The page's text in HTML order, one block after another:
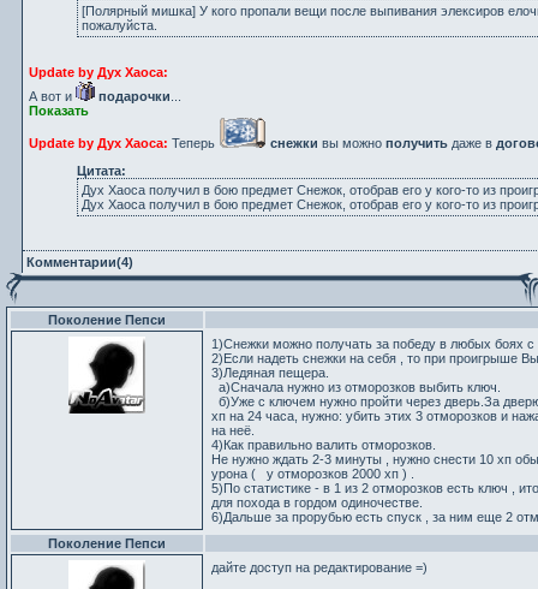
[Полярный мишка] У кого пропали вещи после выпивания элексиров
пожалуйста.
Update by Дух Хаоса:
А вот и
подарочки
Показать
Update by Дух Хаоса: Теперь снежки вы можно получить даже в
Цитата:
Дух Хаоса получил в бою предмет Снежок, отобрав его у кого-то из
Дух Хаоса получил в бою предмет Снежок, отобрав его у кого-то из
Комментарии(4)
Поколение Пепси
1)Снежки можно получать за победу в любых боях с
2)Если надеть снежки на себя , то при проигрыше
3)Ледяная пещера.
а)Сначала нужно из отморозков выбить ключ.
б)Уже с ключем нужно пройти через дверь.За
хп на 24 часа, нужно: убить этих 3 отморозков и
на неё.
4)Как правильно валить отморозков.
Не нужно ждать 2-3 минуты , нужно снести 10 хп
урона ( у отморозков 2000 хп ) .
5)По статистике - в 1 из 2 отморозков есть ключ ,
для похода в гордом одиночестве.
6)Дальше за прорубью есть спуск , за ним еще 2
Поколение Пепси
дайте доступ на редактирование =)